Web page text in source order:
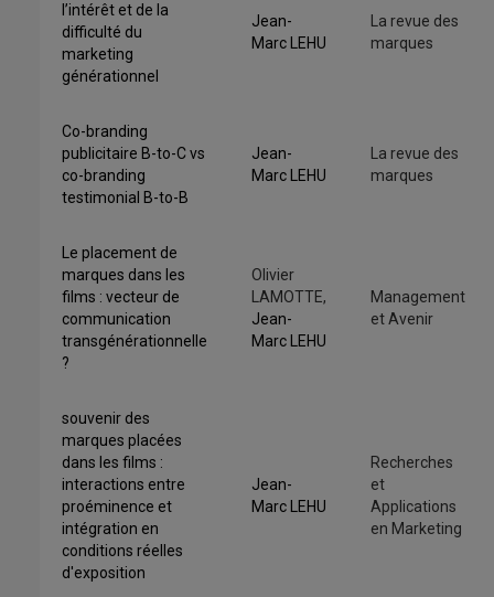
l’intérêt et de la
difficulté du
marketing
générationnel
Jean-
Marc LEHU
La revue des
marques
Co-branding
publicitaire B-to-C vs
co-branding
testimonial B-to-B
Jean-
Marc LEHU
La revue des
marques
Le placement de
marques dans les
films : vecteur de
communication
transgénérationnelle
?
Olivier
LAMOTTE,
Jean-
Marc LEHU
Management
et Avenir
souvenir des
marques placées
dans les films :
interactions entre
proéminence et
intégration en
conditions réelles
d'exposition
Jean-
Marc LEHU
Recherches
et
Applications
en Marketing